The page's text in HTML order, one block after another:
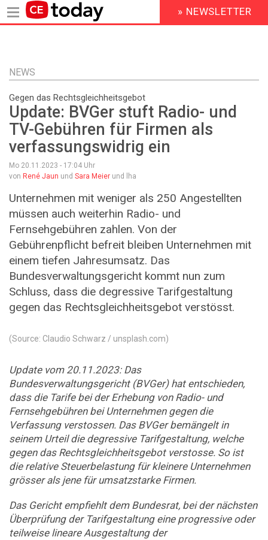
Inhalt
HEADER
MENU
» NEWSLETTER
NEWS
Gegen das Rechtsgleichheitsgebot
Update: BVGer stuft Radio- und
TV-Gebühren für Firmen als
verfassungswidrig ein
Mo 20.11.2023 - 17:04 Uhr
von René Jaun und Sara Meier und lha
Unternehmen mit weniger als 250 Angestellten
müssen auch weiterhin Radio- und
Fernsehgebühren zahlen. Von der
Gebührenpflicht befreit bleiben Unternehmen mit
einem tiefen Jahresumsatz. Das
Bundesverwaltungsgericht kommt nun zum
Schluss, dass die degressive Tarifgestaltung
gegen das Rechtsgleichheitsgebot verstösst.
(Source: Claudio Schwarz / unsplash.com)
Update vom 20.11.2023: Das
Bundesverwaltungsgericht (BVGer) hat entschieden,
dass die Tarife bei der Erhebung von Radio- und
Fernsehgebühren bei Unternehmen gegen die
Verfassung verstossen. Das BVGer bemängelt in
seinem Urteil die degressive Tarifgestaltung, welche
gegen das Rechtsgleichheitsgebot verstosse. So ist
die relative Steuerbelastung für kleinere Unternehmen
grösser als jene für umsatzstarke Firmen.
Das Gericht empfiehlt dem Bundesrat, bei der nächsten
Überprüfung der Tarifgestaltung eine progressive oder
teilweise lineare Ausgestaltung der